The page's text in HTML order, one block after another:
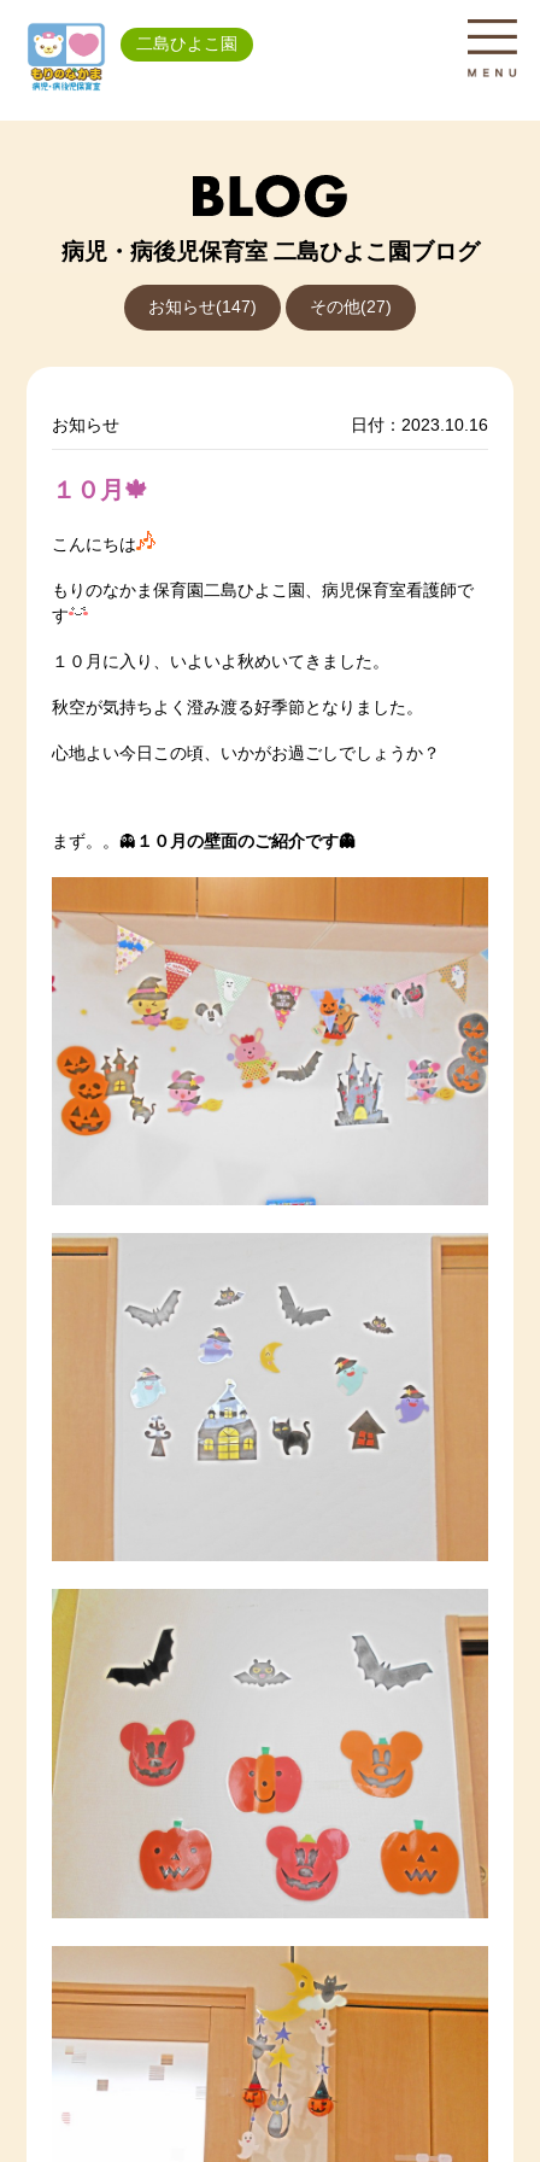
二島ひよこ園
病児・病後児保育室 二島ひよこ園ブログ
お知らせ(147) その他(27)
お知らせ 日付：2023.10.16
１０月🍁
こんにちは
もりのなかま保育園二島ひよこ園、病児保育室看護師で
す
１０月に入り、いよいよ秋めいてきました。
秋空が気持ちよく澄み渡る好季節となりました。
心地よい今日この頃、いかがお過ごしでしょうか？
まず。。👻 １０月の壁面のご紹介です👻